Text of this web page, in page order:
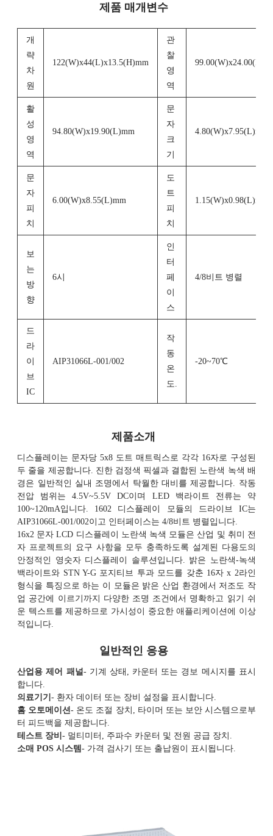
제품 매개변수
개
략
차
원
122(W)x44(L)x13.5(H)mm
관
찰
영
역
활
성
영
역
94.80(W)x19.90(L)mm
문
자
크
기
4.80(W)x7.95(L)mm
문
자
피
치
6.00(W)x8.55(L)mm
도
트
피
치
1.15(W)x0.98(L)mm
보
는
방
향
6시
인
터
페
이
스
4/8비트 병렬
드
라
이
브
IC
AIP31066L-001/002
작
동
온
도.
-20~70℃
제품소개
디스플레이는 문자당 5x8 도트 매트릭스로 각각 16자로 구성된
두 줄을 제공합니다. 진한 검정색 픽셀과 결합된 노란색 녹색 배
경은 일반적인 실내 조명에서 탁월한 대비를 제공합니다. 작동
전압 범위는 4.5V~5.5V DC이며 LED 백라이트 전류는 약
100~120mA입니다. 1602 디스플레이 모듈의 드라이브 IC는
AIP31066L-001/002이고 인터페이스는 4/8비트 병렬입니다.
16x2 문자 LCD 디스플레이 노란색 녹색 모듈은 산업 및 취미 전
자 프로젝트의 요구 사항을 모두 충족하도록 설계된 다용도의
안정적인 영숫자 디스플레이 솔루션입니다. 밝은 노란색-녹색
백라이트와 STN Y-G 포지티브 투과 모드를 갖춘 16자 x 2라인
형식을 특징으로 하는 이 모듈은 밝은 산업 환경에서 저조도 작
업 공간에 이르기까지 다양한 조명 조건에서 명확하고 읽기 쉬
운 텍스트를 제공하므로 가시성이 중요한 애플리케이션에 이상
적입니다.
일반적인 응용
산업용 제어 패널 - 기계 상태, 카운터 또는 경보 메시지를 표시
합니다.
의료기기- 환자 데이터 또는 장비 설정을 표시합니다.
홈 오토메이션- 온도 조절 장치, 타이머 또는 보안 시스템으로부
터 피드백을 제공합니다.
테스트 장비- 멀티미터, 주파수 카운터 및 전원 공급 장치.
소매 POS 시스템- 가격 검사기 또는 출납원이 표시됩니다.